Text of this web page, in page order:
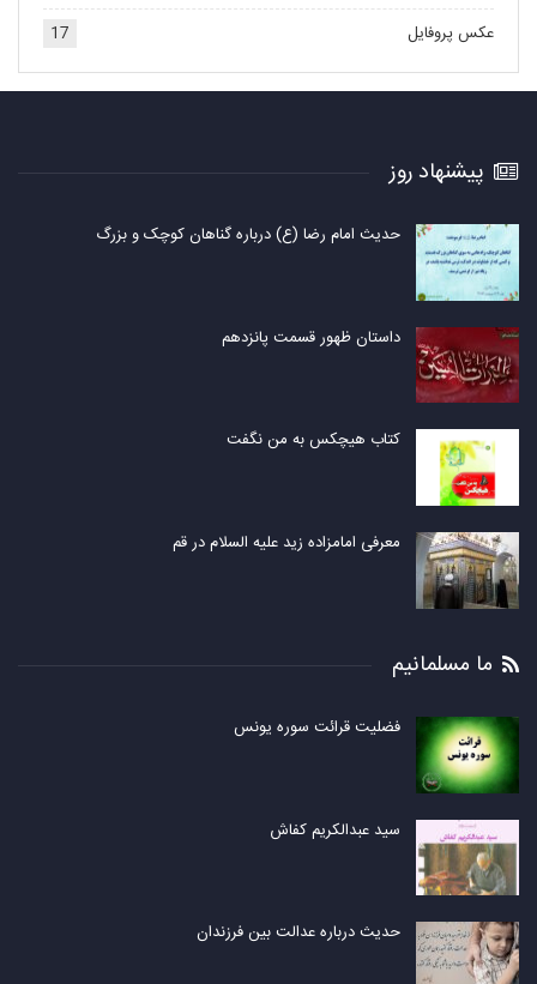
عکس پروفایل
17
پیشنهاد روز
حدیث امام رضا (ع) درباره گناهان کوچک و بزرگ
داستان ظهور قسمت پانزدهم
کتاب هیچکس به من نگفت
معرفی امامزاده زید علیه السلام در قم
ما مسلمانیم
فضلیت قرائت سوره یونس
سید عبدالکریم کفاش
حدیث درباره عدالت بین فرزندان